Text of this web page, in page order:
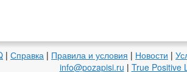
| Справка | Правила и условия | Новости |
info@pozapisi.ru | True Positive